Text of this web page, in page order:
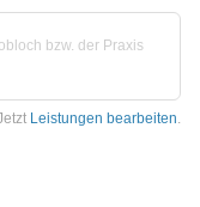
bzw. der Praxis
Leistungen bearbeiten.